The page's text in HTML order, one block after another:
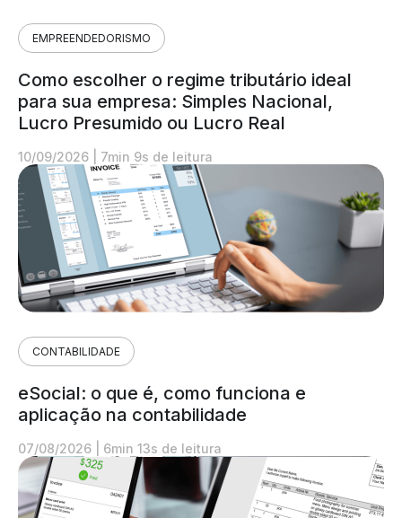
EMPREENDEDORISMO
Como escolher o regime tributário ideal
para sua empresa: Simples Nacional,
Lucro Presumido ou Lucro Real
10/09/2026 7min 9s de leitura
CONTABILIDADE
eSocial: o que é, como funciona e
aplicação na contabilidade
07/08/2026 6min 13s de leitura